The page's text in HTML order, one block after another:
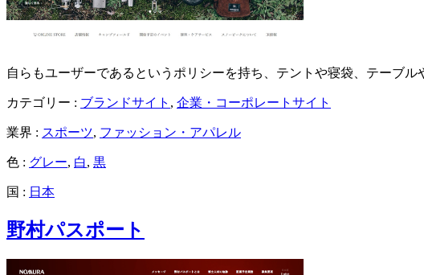
自らもユーザーであるというポリシーを持ち、テントや寝袋、テーブ
カテゴリー : ブランドサイト , 企業・コーポレートサイト
業界 : スポーツ, ファッション・アパレル
色 : グレー, 白, 黒
国 : 日本
野村パスポート